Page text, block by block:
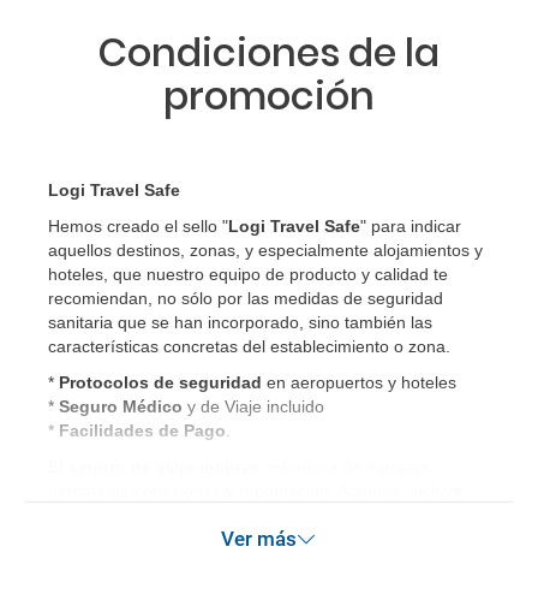
Condiciones de la
promoción
Logi Travel Safe
Hemos creado el sello "Logi Travel Safe" para indicar
aquellos destinos, zonas, y especialmente alojamientos y
hoteles, que nuestro equipo de producto y calidad te
recomiendan, no sólo por las medidas de seguridad
sanitaria que se han incorporado, sino también las
características concretas del establecimiento o zona.
* Protocolos de seguridad en aeropuertos y hoteles
* Seguro Médico y de Viaje incluido
* Facilidades de Pago
terrorismo y/o catástrofes naturales de hasta 3.000€ en el
Ver más